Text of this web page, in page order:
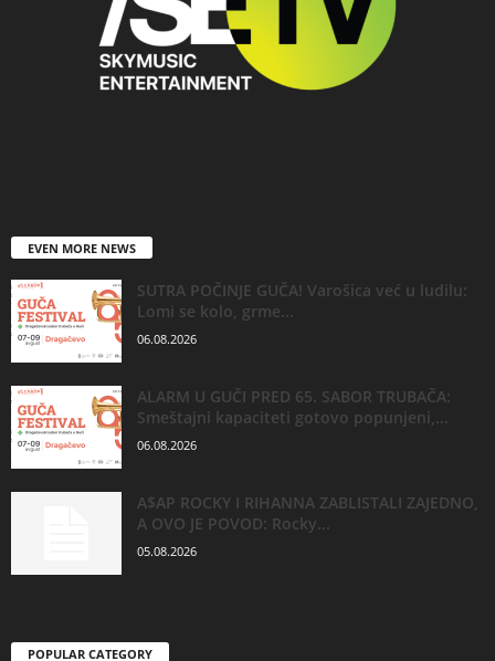
EVEN MORE NEWS
SUTRA POČINJE GUČA! Varošica već u ludilu:
Lomi se kolo, grme...
06.08.2026
ALARM U GUČI PRED 65. SABOR TRUBAČA:
Smeštajni kapaciteti gotovo popunjeni,...
06.08.2026
A$AP ROCKY I RIHANNA ZABLISTALI ZAJEDNO,
A OVO JE POVOD: Rocky...
05.08.2026
POPULAR CATEGORY